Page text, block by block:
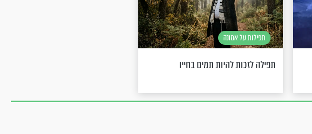
תפילות על אמונה
תפילה לזכות להיות תמים בחייו